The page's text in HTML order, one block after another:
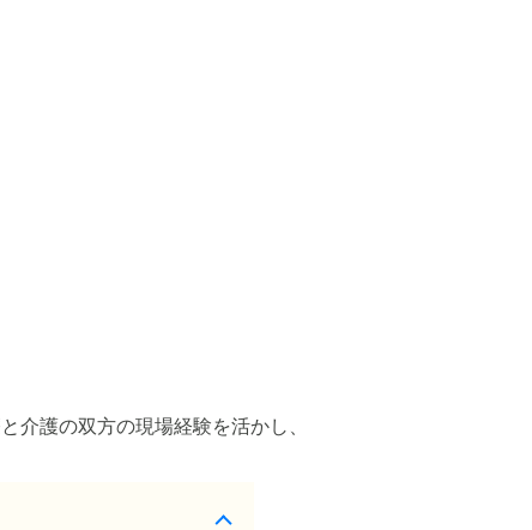
介護の双方の現場経験を活かし、